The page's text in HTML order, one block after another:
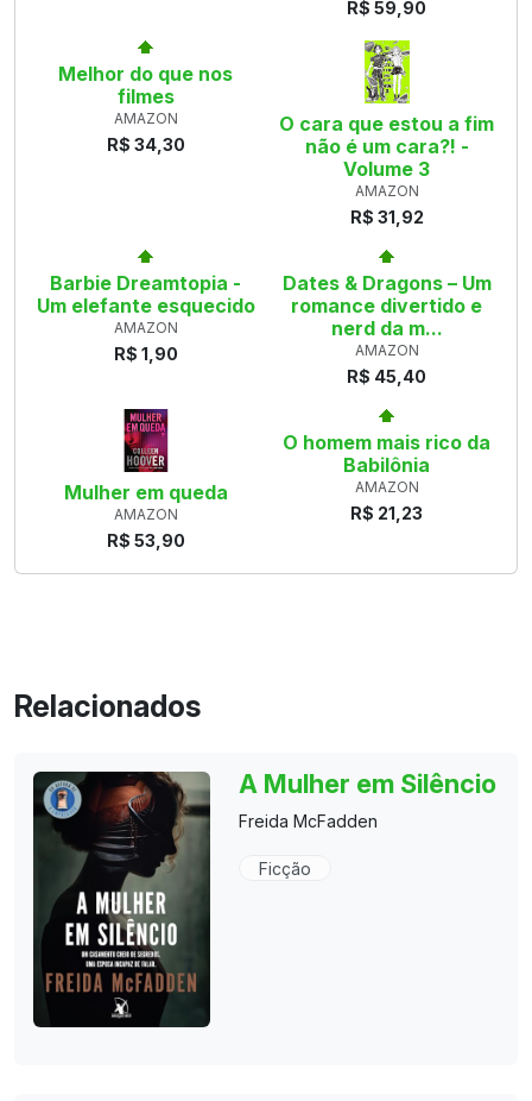
R$ 59,90
Melhor do que nos
filmes
AMAZON
R$ 34,30
O cara que estou a fim
não é um cara?! -
Volume 3
AMAZON
R$ 31,92
Barbie Dreamtopia -
Um elefante esquecido
AMAZON
R$ 1,90
Dates & Dragons – Um
romance divertido e
nerd da m...
AMAZON
R$ 45,40
Mulher em queda
AMAZON
R$ 53,90
O homem mais rico da
Babilônia
AMAZON
R$ 21,23
Relacionados
A Mulher em Silêncio
Freida McFadden
Ficção